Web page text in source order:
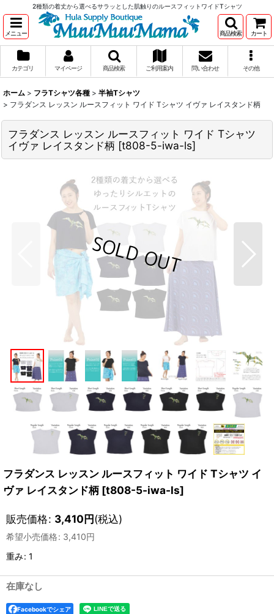
2種類の着丈から選べるサラッとした肌触りのルースフィットワイドTシャツ
メニュー 商品検索 カート
カテゴリ マイページ 商品検索 ご利用案内 問い合わせ その他
ホーム > フラTシャツ各種 > 半袖Tシャツ
> フラダンス レッスン ルースフィット ワイド Tシャツ イヴァ レイスタンド柄
フラダンス レッスン ルースフィット ワイド Tシャツ
イヴァ レイスタンド柄 [t808-5-iwa-ls]
フラダンス レッスン ルースフィット ワイド Tシャツ イ
ヴァ レイスタンド柄 [t808-5-iwa-ls]
販売価格: 3,410円(税込)
希望小売価格: 3,410円
重み: 1
在庫なし
Facebookでシェア